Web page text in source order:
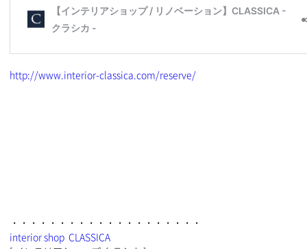
http://www.interior-classica.com/reserve/
・・・・・・・・・・・・・・・・・・・・
interior shop CLASSICA